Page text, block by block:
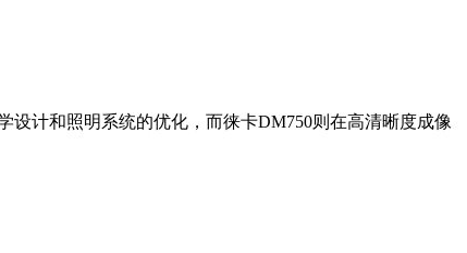
计和照明系统的优化，而徕卡DM750则在高清晰度成像